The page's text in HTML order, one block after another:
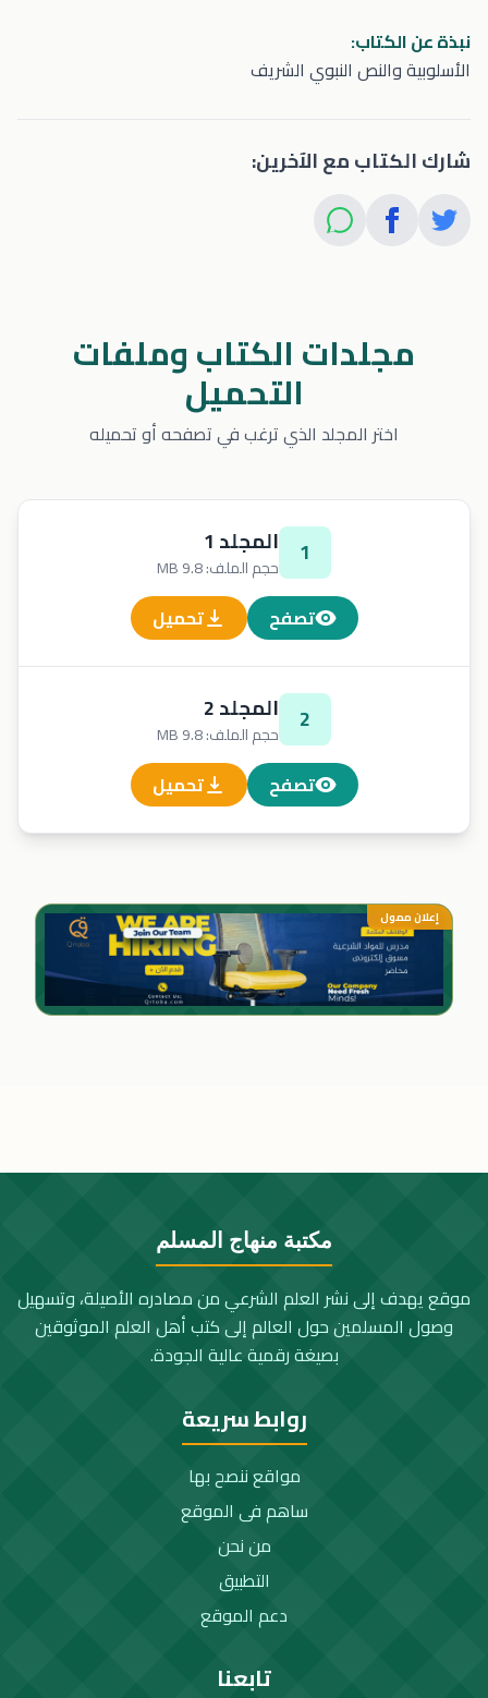
نبذة عن الكتاب:
الأسلوبية والنص النبوي الشريف
شارك الكتاب مع الآخرين:
مجلدات الكتاب وملفات
التحميل
اختر المجلد الذي ترغب في تصفحه أو تحميله
1 المجلد 1
حجم الملف: 9.8 MB
تصفح تحميل
2 المجلد 2
حجم الملف: 9.8 MB
تصفح تحميل
إعلان ممول
مكتبة منهاج المسلم
موقع يهدف إلى نشر العلم الشرعي من مصادره الأصيلة، وتسهيل
وصول المسلمين حول العالم إلى كتب أهل العلم الموثوقين
بصيغة رقمية عالية الجودة.
روابط سريعة
مواقع ننصح بها
ساهم فى الموقع
من نحن
التطبيق
دعم الموقع
تابعنا